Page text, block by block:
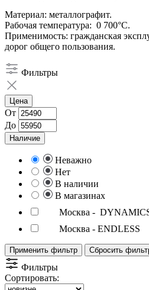
Материал: металлографит.
Рабочая температура: 0 700°C.
Применимость: гражданская
дорог общего пользования.
Фильтры
Цена
От
До
Наличие
Неважно
Нет
В наличии
В магазинах
Москва -
Москва - ENDLESS
Применить фильтр Сбросить
Фильтры
Сортировать: